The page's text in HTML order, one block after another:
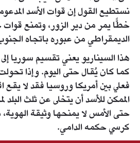
نستطيع القول إن قوات الأسد
خطًّا يمر من دير الزور، وتمنع قوات
الديمقراطي من عبوره باتجاه
هذا السيناريو يعني تقسيم سوريا
كما كان يُقال حتى اليوم. وإذا
فعلي بين أمريكا وروسيا فقد لا يقع
الممكن للأسد أن يتخلى عن ثلث
حتى الأمس لا يمنحها وثيقة
كرسي حكمه الدامي.